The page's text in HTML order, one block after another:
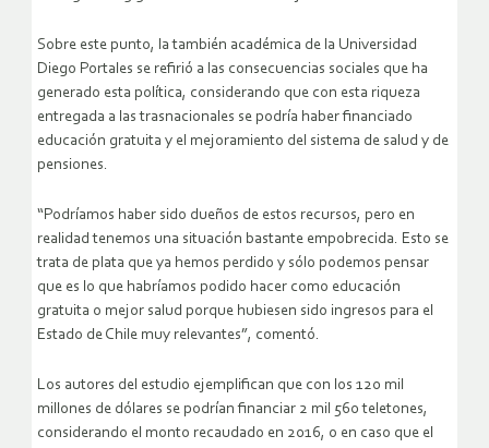
Sobre este punto, la también académica de la Universidad
Diego Portales se refirió a las consecuencias sociales que ha
generado esta política, considerando que con esta riqueza
entregada a las trasnacionales se podría haber financiado
educación gratuita y el mejoramiento del sistema de salud y de
pensiones.
“Podríamos haber sido dueños de estos recursos, pero en
realidad tenemos una situación bastante empobrecida. Esto se
trata de plata que ya hemos perdido y sólo podemos pensar
que es lo que habríamos podido hacer como educación
gratuita o mejor salud porque hubiesen sido ingresos para el
Estado de Chile muy relevantes”, comentó.
Los autores del estudio ejemplifican que con los 120 mil
millones de dólares se podrían financiar 2 mil 560 teletones,
considerando el monto recaudado en 2016, o en caso que el